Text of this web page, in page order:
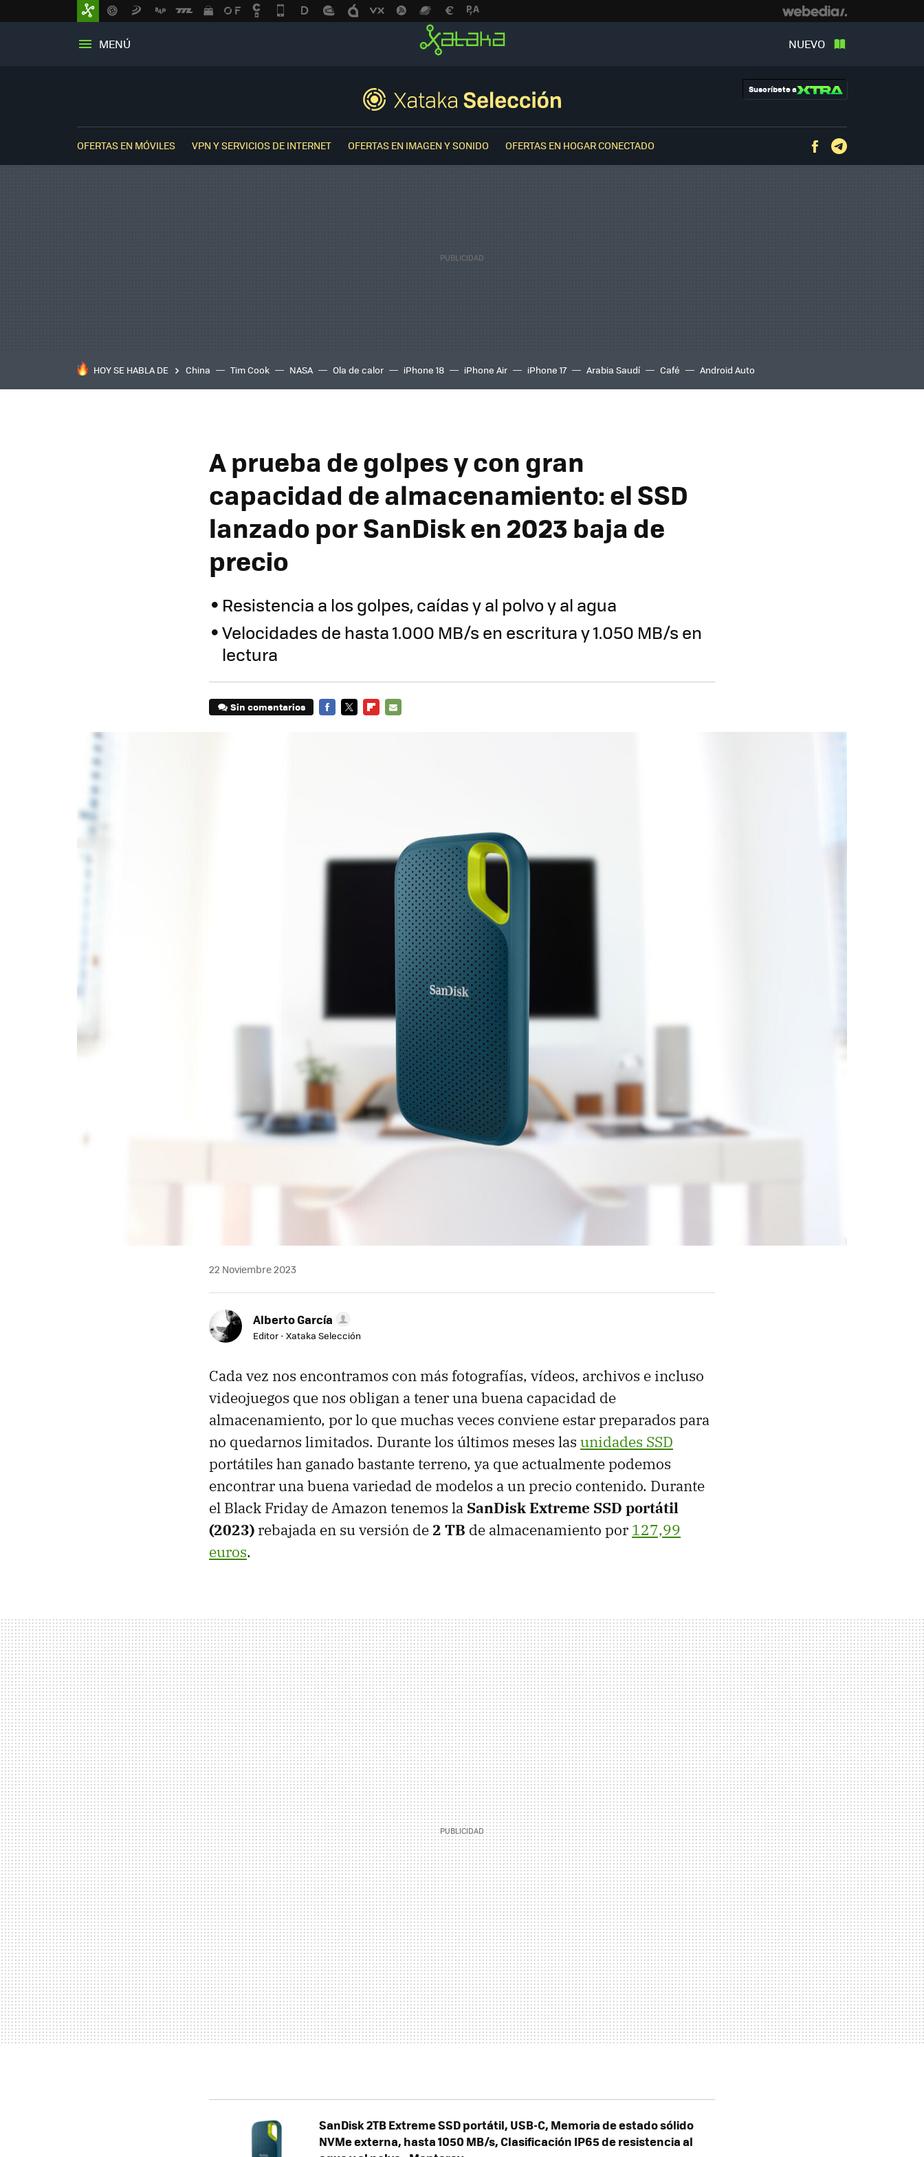
MENÚ NUEVO
Suscríbete a
OFERTAS EN MÓVILES VPN Y SERVICIOS DE INTERNET OFERTAS EN IMAGEN Y SONIDO OFERTAS EN HOGAR CONECTADO Facebook
HOY SE HABLA DE China Tim Cook NASA Ola de calor iPhone 18 iPhone Air iPhone 17 Arabia Saudí Café Android Auto
A prueba de golpes y con gran
capacidad de almacenamiento: el SSD
lanzado por SanDisk en 2023 baja de
precio
Resistencia a los golpes, caídas y al polvo y al agua
Velocidades de hasta 1.000 MB/s en escritura y 1.050 MB/s en
lectura
Sin comentarios
22 Noviembre 2023
Alberto García
Editor - Xataka Selección
Cada vez nos encontramos con más fotografías, vídeos, archivos e incluso
videojuegos que nos obligan a tener una buena capacidad de
almacenamiento, por lo que muchas veces conviene estar preparados para
no quedarnos limitados. Durante los últimos meses las unidades SSD
portátiles han ganado bastante terreno, ya que actualmente podemos
encontrar una buena variedad de modelos a un precio contenido. Durante
el Black Friday de Amazon tenemos la SanDisk Extreme SSD portátil
(2023) rebajada en su versión de2 TB de almacenamiento por 127,99
euros.
SanDisk 2TB Extreme SSD portátil, USB-C, Memoria de estado sólido
NVMe externa, hasta 1050 MB/s, Clasificación IP65 de resistencia al